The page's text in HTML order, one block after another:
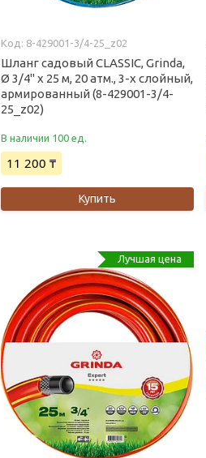
8-429001-3/4-25_z02
Шланг садовый CLASSIC, Grinda,
Ø 3/4" х 25 м, 20 атм., 3-х слойный,
армированный (8-429001-3/4-
25_z02)
В наличии 100 ед.
11 200 ₸
Купить
Лучшая цена